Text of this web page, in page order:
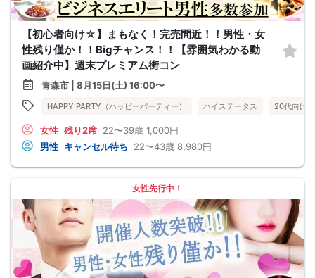
【初心者向け☆】まもなく！完売間近！！男性・女
性残り僅か！！Bigチャンス！！【雰囲気わかる動
画紹介中】週末プレミアム街コン
青森市 | 8月15日(土) 16:00〜
HAPPY PARTY（ハッピーパーティー） ハイステータス 20代向け
女性 残り2席 22〜39歳 1,000円
男性 キャンセル待ち 22〜43歳 8,980円
女性先行中！